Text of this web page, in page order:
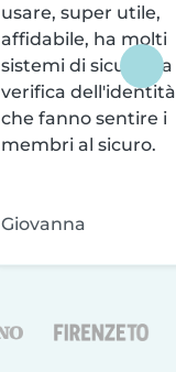
usare, super utile,
affidabile, ha molti
sistemi di sicurezza
verifica dell'identità
che fanno sentire i
membri al sicuro.
Giovanna